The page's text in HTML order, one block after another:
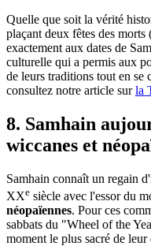
Quelle que soit la vérité
plaçant deux fêtes des
exactement aux dates de
culturelle qui a permis aux
de leurs traditions tout en se
consultez notre article sur la
8. Samhain
wiccanes et
Samhain connaît un regain
XXe siècle avec l'essor du
néopaïennes. Pour ces
sabbats du "Wheel of the
moment le plus sacré de leur